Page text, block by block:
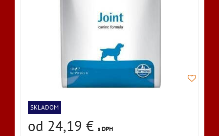
SKLADOM
od 24,19 € s DPH